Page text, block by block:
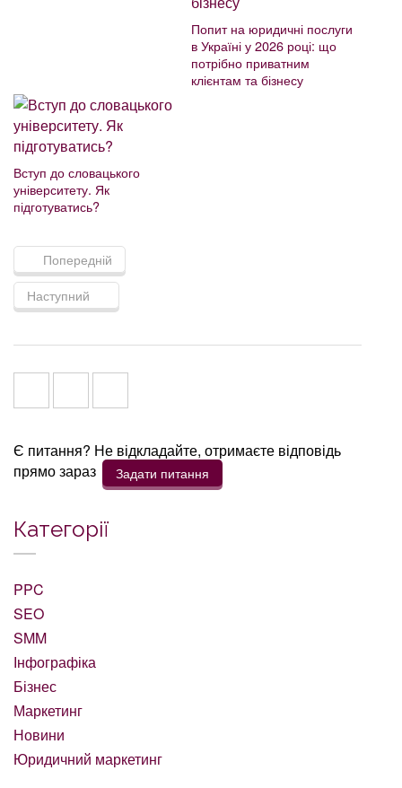
Попит на юридичні послуги
в Україні у 2026 році: що
потрібно приватним
клієнтам та бізнесу
Вступ до словацького
університету. Як
підготуватись?
Попередній
Наступний
Є питання? Не відкладайте, отримаєте відповідь
прямо зараз
Задати питання
Категорії
PPC
SEO
SMM
Інфографіка
Бізнес
Маркетинг
Новини
Юридичний маркетинг